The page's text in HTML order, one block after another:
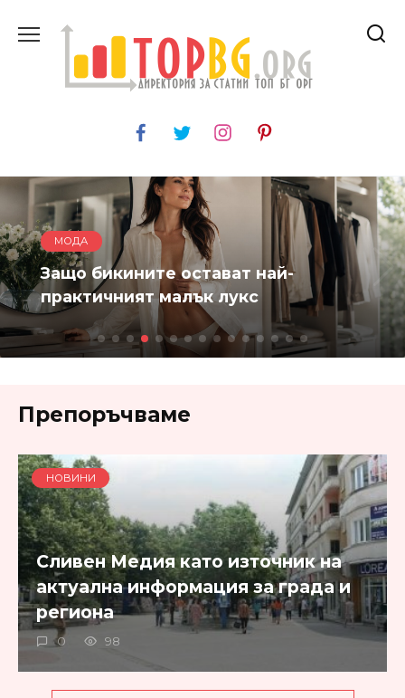
МОДА
Защо бикините остават най-
практичният малък лукс
Препоръчваме
НОВИНИ
Сливен Медия като източник на
актуална информация за града и
региона
0 98